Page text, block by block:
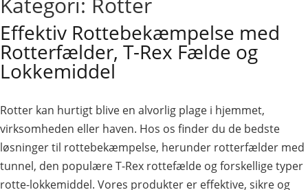
Effektiv Rottebekæmpelse med
Rotterfælder, T-Rex Fælde og
Lokkemiddel
Rotter kan hurtigt blive en alvorlig plage i hjemmet,
virksomheden eller haven. Hos os finder du de bedste
løsninger til rottebekæmpelse, herunder rotterfælder med
tunnel, den populære T-Rex rottefælde og forskellige typer
rotte-lokkemiddel. Vores produkter er effektive, sikre og